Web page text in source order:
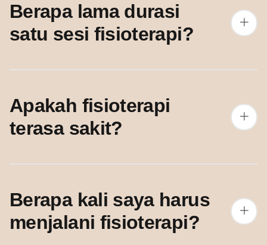
Berapa lama durasi
satu sesi fisioterapi?
Apakah fisioterapi
terasa sakit?
Berapa kali saya harus
menjalani fisioterapi?